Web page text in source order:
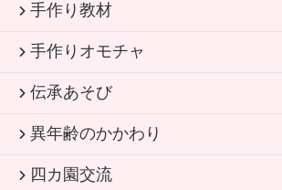
手作り教材
手作りオモチャ
伝承あそび
異年齢のかかわり
四カ園交流